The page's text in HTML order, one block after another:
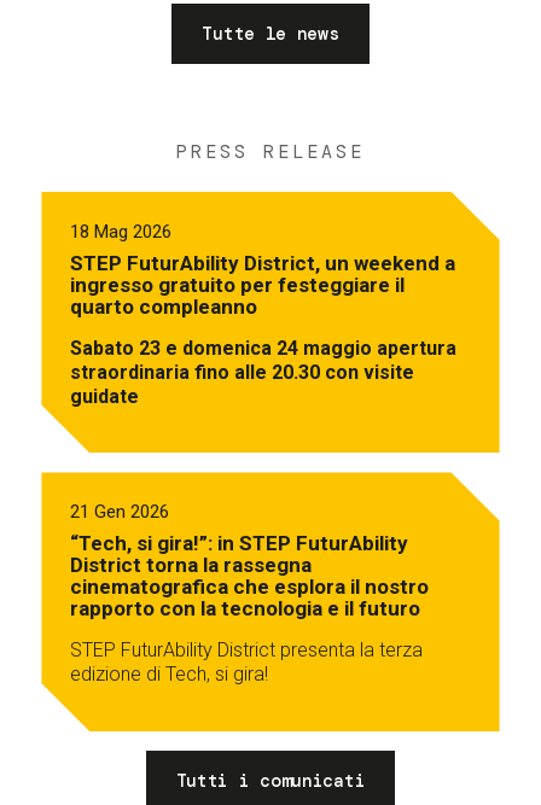
Tutte le news
PRESS RELEASE
18 Mag 2026
STEP FuturAbility District, un weekend a
ingresso gratuito per festeggiare il
quarto compleanno
Sabato 23 e domenica 24 maggio apertura
straordinaria fino alle 20.30 con visite
guidate
21 Gen 2026
“Tech, si gira!”: in STEP FuturAbility
District torna la rassegna
cinematografica che esplora il nostro
rapporto con la tecnologia e il futuro
STEP FuturAbility District presenta la terza
edizione di Tech, si gira!
Tutti i comunicati